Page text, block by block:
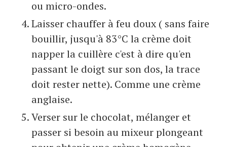
ou micro-ondes.
Laisser chauffer à feu doux ( sans faire
bouillir, jusqu'à 83°C la crème doit
napper la cuillère c'est à dire qu'en
passant le doigt sur son dos, la trace
doit rester nette). Comme une crème
anglaise.
Verser sur le chocolat, mélanger et
passer si besoin au mixeur plongeant